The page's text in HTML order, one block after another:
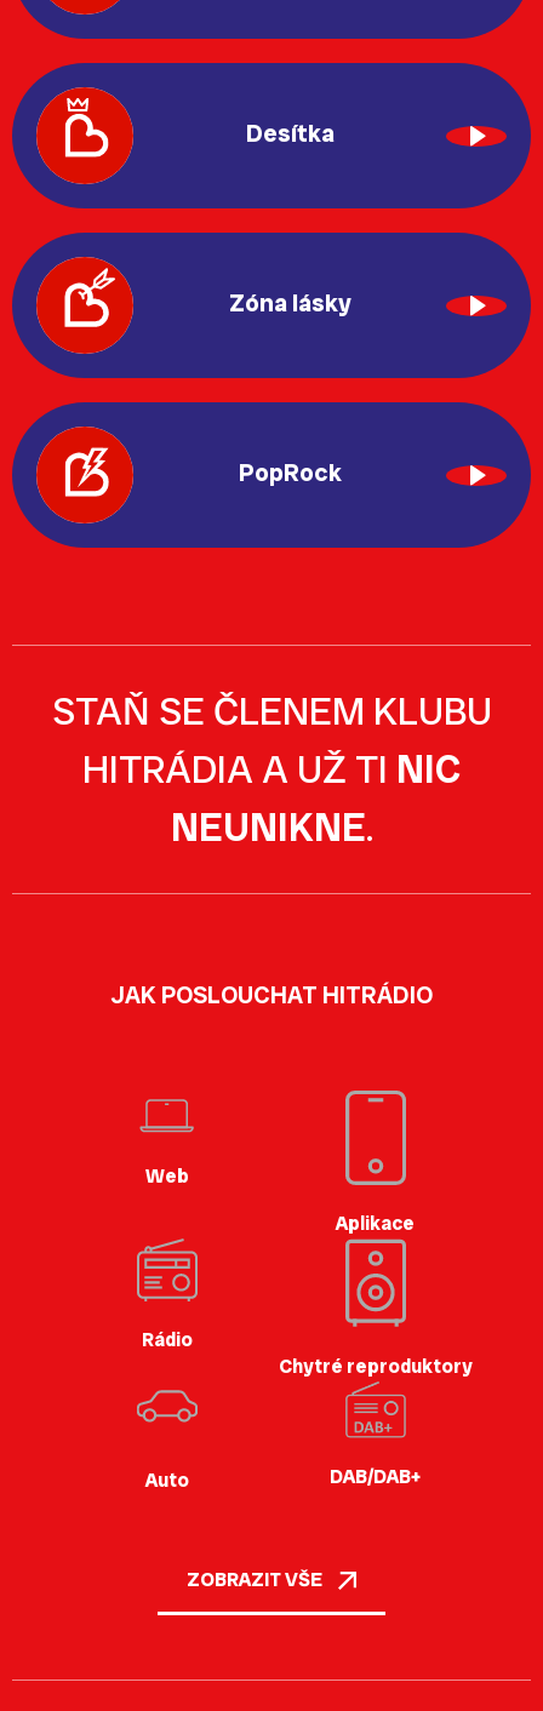
Desítka
Zóna lásky
PopRock
STAŇ SE ČLENEM KLUBU
HITRÁDIA A UŽ TI NIC
NEUNIKNE.
JAK POSLOUCHAT HITRÁDIO
Web
Aplikace
Rádio
Chytré reproduktory
Auto DAB/DAB+
ZOBRAZIT VŠE